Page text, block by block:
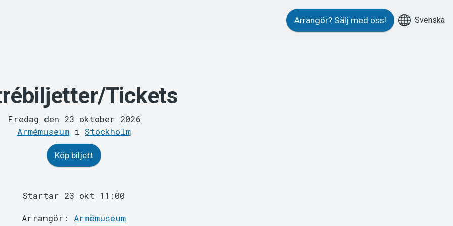
Arrangör? Sälj med oss! Svenska
Tickets
Fredag den 23 oktober 2026
Armémuseumi Stockholm
Köp biljett
Startar 23 okt 11:00
Arrangör:Armémuseum